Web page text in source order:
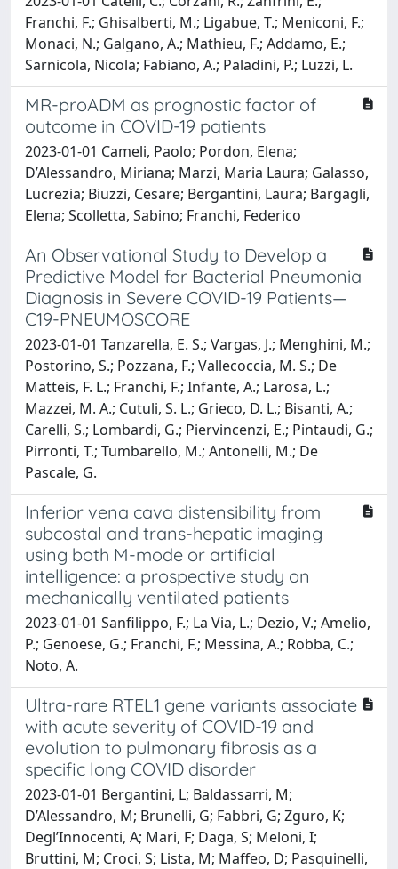
Franchi, F.; Ghisalberti, M.; Ligabue, T.; Meniconi, F.;
Monaci, N.; Galgano, A.; Mathieu, F.; Addamo, E.;
Sarnicola, Nicola; Fabiano, A.; Paladini, P.; Luzzi, L.
MR-proADM as prognostic factor of
outcome in COVID-19 patients
2023-01-01 Cameli, Paolo; Pordon, Elena;
D’Alessandro, Miriana; Marzi, Maria Laura; Galasso,
Lucrezia; Biuzzi, Cesare; Bergantini, Laura; Bargagli,
Elena; Scolletta, Sabino; Franchi, Federico
An Observational Study to Develop a
Predictive Model for Bacterial Pneumonia
Diagnosis in Severe COVID-19 Patients—
C19-PNEUMOSCORE
2023-01-01 Tanzarella, E. S.; Vargas, J.; Menghini, M.;
Postorino, S.; Pozzana, F.; Vallecoccia, M. S.; De
Matteis, F. L.; Franchi, F.; Infante, A.; Larosa, L.;
Mazzei, M. A.; Cutuli, S. L.; Grieco, D. L.; Bisanti, A.;
Carelli, S.; Lombardi, G.; Piervincenzi, E.; Pintaudi, G.;
Pirronti, T.; Tumbarello, M.; Antonelli, M.; De
Pascale, G.
Inferior vena cava distensibility from
subcostal and trans-hepatic imaging
using both M-mode or artificial
intelligence: a prospective study on
mechanically ventilated patients
2023-01-01 Sanfilippo, F.; La Via, L.; Dezio, V.; Amelio,
P.; Genoese, G.; Franchi, F.; Messina, A.; Robba, C.;
Noto, A.
Ultra-rare RTEL1 gene variants associate
with acute severity of COVID-19 and
evolution to pulmonary fibrosis as a
specific long COVID disorder
2023-01-01 Bergantini, L; Baldassarri, M;
D’Alessandro, M; Brunelli, G; Fabbri, G; Zguro, K;
Degl’Innocenti, A; Mari, F; Daga, S; Meloni, I;
Bruttini, M; Croci, S; Lista, M; Maffeo, D; Pasquinelli,